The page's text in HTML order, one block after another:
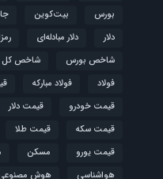
بورس
بیت‌کوین
دلار
دلار مبادله‌ای
شاخص بورس
شاخص کل
فولاد
فولاد مبارکه
قیمت خودرو
قیمت دلار
قیمت سکه
قیمت طلا
قیمت یورو
مسکن
هواشناسی
هوش